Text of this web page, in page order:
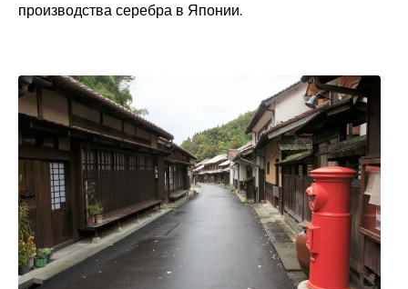
производства серебра в Японии.